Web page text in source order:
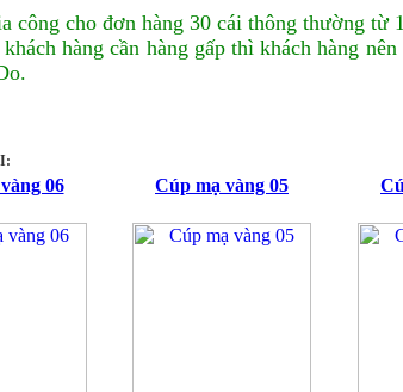
công cho đơn hàng 30 cái thông thường từ
hàng cần hàng gấp thì khách hàng
06 Cúp mạ vàng 05